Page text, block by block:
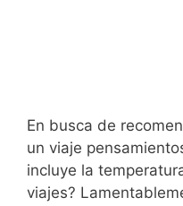
En busca de
un viaje
incluye la
viajes?